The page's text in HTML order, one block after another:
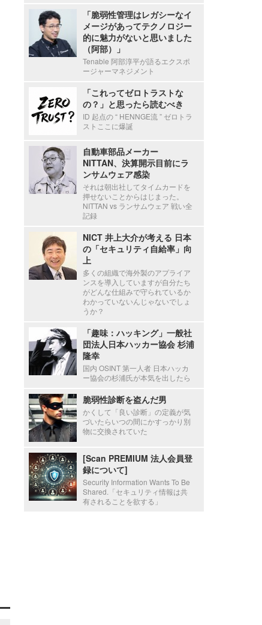
「脆弱性管理はレガシーなイ
メージがあってテクノロジー
的に魅力がないと思いました
（阿部）」
Tenable 阿部淳平が語るエクスポ
ージャーマネジメント
「これってゼロトラストな
の？」と思ったら読むべき
ID 起点の “ HENNGE流 ” ゼロトラ
ストここに爆誕
自動車部品メーカー
NITTAN、決算開示目前にラ
ンサムウェア感染
それは朝出社してタイムカードを
押せないことからはじまった。
NITTAN vs ランサムウェア 戦い全
記録
NICT 井上大介が考える 日本
の「セキュリティ自給率」向
上
多くの組織で海外製のアプライア
ンスを導入していますが自分たち
がどんな仕組みで守られているか
わかっていないんじゃないでしょ
うか？
「趣味：ハッキング」一般社
団法人日本ハッカー協会 杉浦
隆幸
国内 OSINT 第一人者 日本ハッカ
ー協会の杉浦氏が本気を出したら
脆弱性診断を盗んだ男
かくして「良い診断」の定義が気
づいたらいつの間にかすっかり別
物に交換されていた
[Scan PREMIUM 法人会員登
録について]
Security Information Wants To Be
Shared.「セキュリティ情報は共
有されることを欲する」